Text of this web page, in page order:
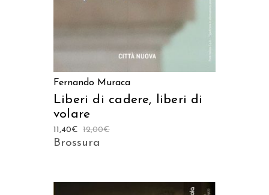
Fernando Muraca
Liberi di cadere, liberi di
volare
12,00€
11,40€
Brossura